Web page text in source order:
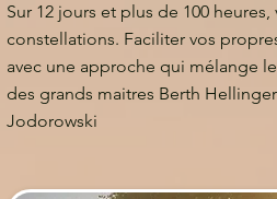
Sur 12 jours et plus de 100 heures,
constellations. Faciliter vos
avec une approche qui mélange
des grands maitres Berth
Jodorowski